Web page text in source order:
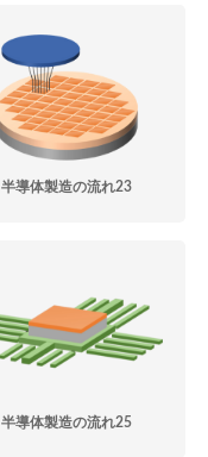
半導体製造の流れ23
半導体製造の流れ25